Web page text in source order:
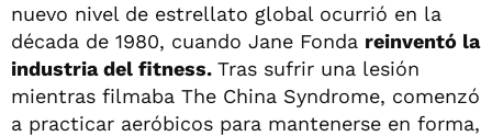
nuevo nivel de estrellato global ocurrió en la
década de 1980, cuando Jane Fonda reinventó la
industria del fitness. Tras sufrir una lesión
mientras filmaba The China Syndrome, comenzó
a practicar aeróbicos para mantenerse en forma,